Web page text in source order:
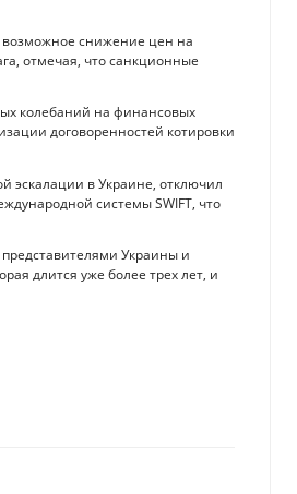
возможное снижение цен на
отмечая, что санкционные
колебаний на финансовых
договоренностей котировки
эскалации в Украине, отключил
системы SWIFT, что
Украины и
длится уже более трех лет, и